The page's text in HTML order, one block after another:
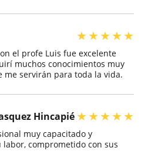
★★★★★
el profe Luis fue excelente
muchos conocimientos muy
me servirán para toda la vida.
Hincapié★★★★★
muy capacitado y
comprometido con sus